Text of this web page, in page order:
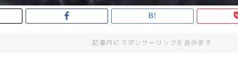
記事内にスポンサーリンクを含みます